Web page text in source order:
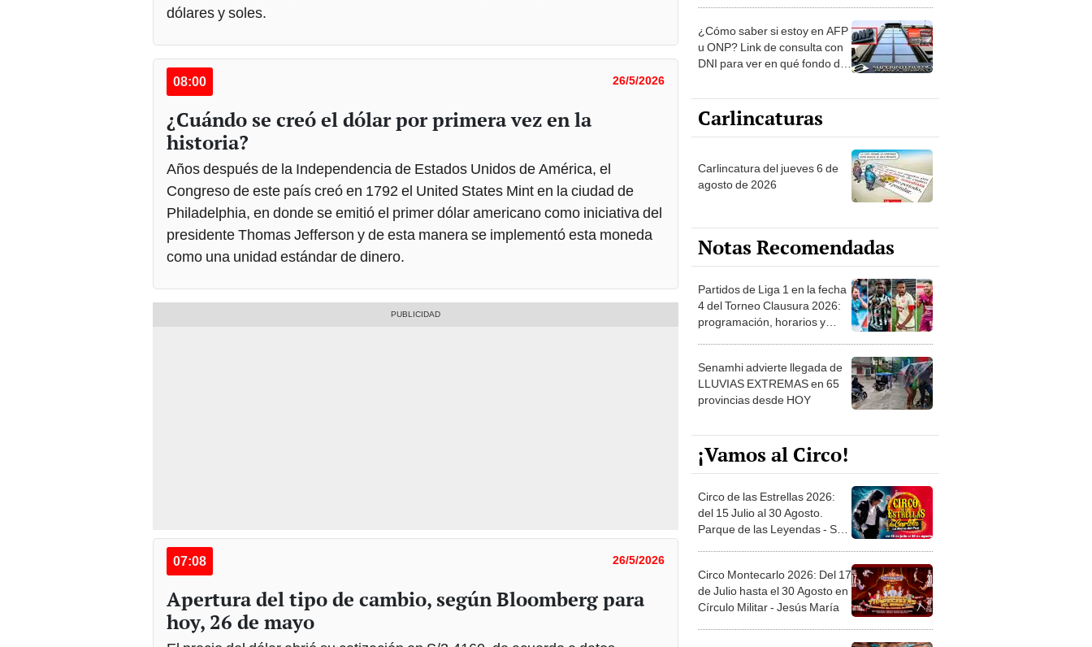
dólares y soles.
08:00 26/5/2026
¿Cuándo se creó el dólar por primera vez en la
historia?
Años después de la Independencia de Estados Unidos de América, el
Congreso de este país creó en 1792 el United States Mint en la ciudad de
Philadelphia, en donde se emitió el primer dólar americano como iniciativa del
presidente Thomas Jefferson y de esta manera se implementó esta moneda
como una unidad estándar de dinero.
07:08 26/5/2026
Apertura del tipo de cambio, según Bloomberg para
hoy, 26 de mayo
¿Cómo saber si estoy en AFP
u ONP? Link de consulta con
DNI para ver en qué fondo de
Carlincaturas
Carlincatura del jueves 6 de
agosto de 2026
Notas Recomendadas
Partidos de Liga 1 en la fecha
4 del Torneo Clausura 2026:
programación, horarios y
Senamhi advierte llegada de
LLUVIAS EXTREMAS en 65
provincias desde HOY
¡Vamos al Circo!
Circo de las Estrellas 2026:
del 15 Julio al 30 Agosto.
Parque de las Leyendas - San
Circo Montecarlo 2026: Del 17
de Julio hasta el 30 Agosto en
Círculo Militar - Jesús María